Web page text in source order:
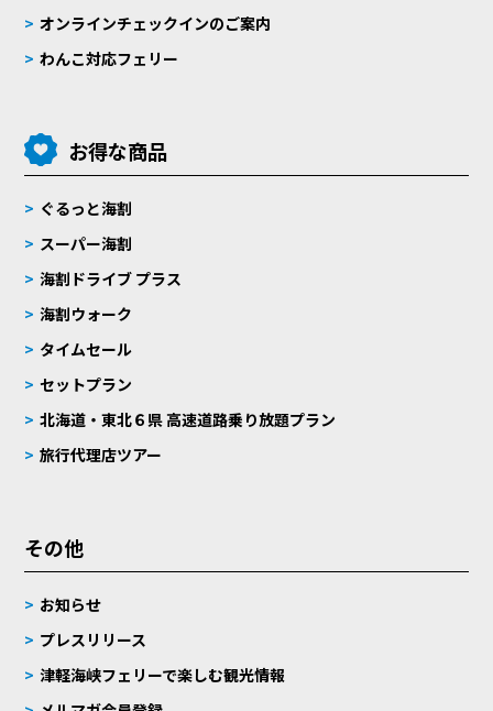
オンラインチェックインのご案内
わんこ対応フェリー
お得な商品
ぐるっと海割
スーパー海割
海割ドライブ プラス
海割ウォーク
タイムセール
セットプラン
北海道・東北６県 高速道路乗り放題プラン
旅行代理店ツアー
その他
お知らせ
プレスリリース
津軽海峡フェリーで楽しむ観光情報